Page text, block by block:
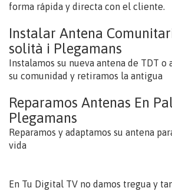
forma rápida y directa con el cliente.
Instalar Antena
solità i Plegamans
Instalamos su nueva antena de TDT o
su comunidad y retiramos la antigua
Reparamos Antenas En
Plegamans
Reparamos y adaptamos su antena
vida
En Tu Digital TV no damos tregua y